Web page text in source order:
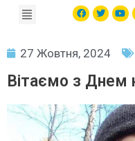
27 Жовтня, 2024
Вітаємо з Днем